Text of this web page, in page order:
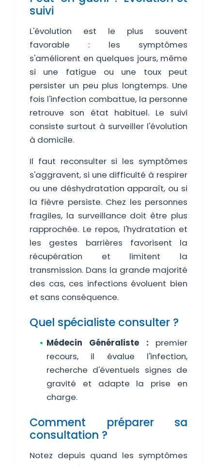
suivi
L'évolution est le plus souvent
favorable : les symptômes
s'améliorent en quelques jours, même
si une fatigue ou une toux peut
persister un peu plus longtemps. Une
fois l'infection combattue, la personne
retrouve son état habituel. Le suivi
consiste surtout à surveiller l'évolution
à domicile.
Il faut reconsulter si les symptômes
s'aggravent, si une difficulté à respirer
ou une déshydratation apparaît, ou si
la fièvre persiste. Chez les personnes
fragiles, la surveillance doit être plus
rapprochée. Le repos, l'hydratation et
les gestes barrières favorisent la
récupération et limitent la
transmission. Dans la grande majorité
des cas, ces infections évoluent bien
et sans conséquence.
Quel spécialiste consulter ?
Médecin Généraliste : premier
recours, il évalue l'infection,
recherche d'éventuels signes de
gravité et adapte la prise en
charge.
Comment préparer sa
consultation ?
Notez depuis quand les symptômes